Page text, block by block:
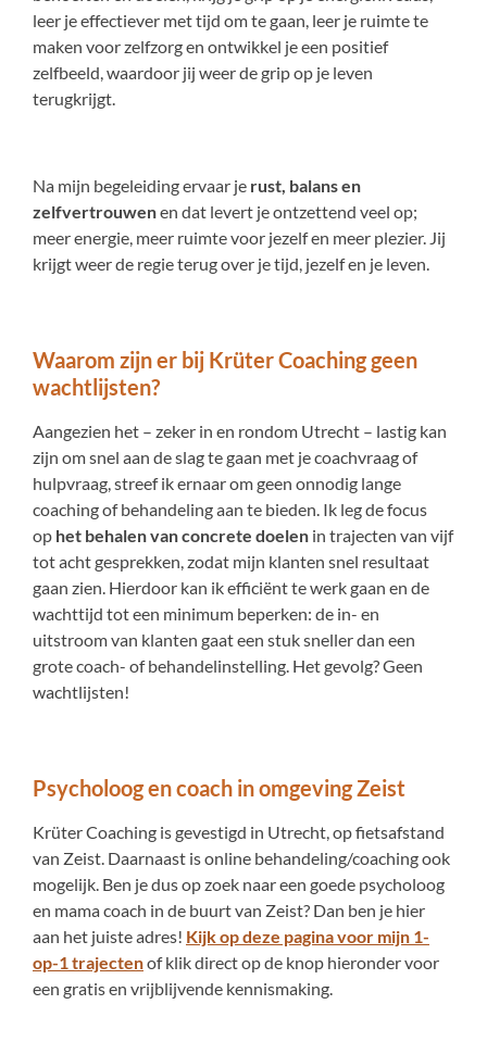
leer je effectiever met tijd om te gaan, leer je ruimte te
maken voor zelfzorg en ontwikkel je een positief
zelfbeeld, waardoor jij weer de grip op je leven
terugkrijgt.
Na mijn begeleiding ervaar je rust, balans en
zelfvertrouwenen dat levert je ontzettend veel op;
meer energie, meer ruimte voor jezelf en meer plezier. Jij
krijgt weer de regie terug over je tijd, jezelf en je leven.
Waarom zijn er bij Krüter Coaching geen
wachtlijsten?
Aangezien het – zeker in en rondom Utrecht – lastig kan
zijn om snel aan de slag te gaan met je coachvraag of
hulpvraag, streef ik ernaar om geen onnodig lange
coaching of behandeling aan te bieden. Ik leg de focus
op het behalen vanconcrete doelen in trajecten van vijf
tot acht gesprekken, zodat mijn klanten snel resultaat
gaan zien. Hierdoor kan ik efficiënt te werk gaan en de
wachttijd tot een minimum beperken: de in- en
uitstroom van klanten gaat een stuk sneller dan een
grote coach- of behandelinstelling. Het gevolg? Geen
wachtlijsten!
Psycholoog en coach in omgeving Zeist
Krüter Coaching is gevestigd in Utrecht, op fietsafstand
van Zeist. Daarnaast is online behandeling/coaching ook
mogelijk. Ben je dus op zoek naar een goede psycholoog
en mama coach in de buurt van Zeist? Dan ben je hier
aan het juiste adres! Kijk op deze pagina voor mijn 1-
op-1 trajectenof klik direct op de knop hieronder voor
een gratis en vrijblijvende kennismaking.